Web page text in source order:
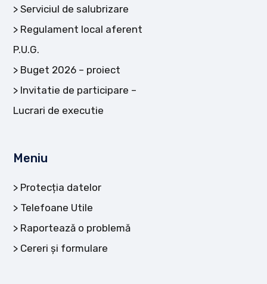
Serviciul de salubrizare
Regulament local aferent
P.U.G.
Buget 2026 – proiect
Invitatie de participare –
Lucrari de executie
Meniu
Protecția datelor
Telefoane Utile
Raportează o problemă
Cereri și formulare